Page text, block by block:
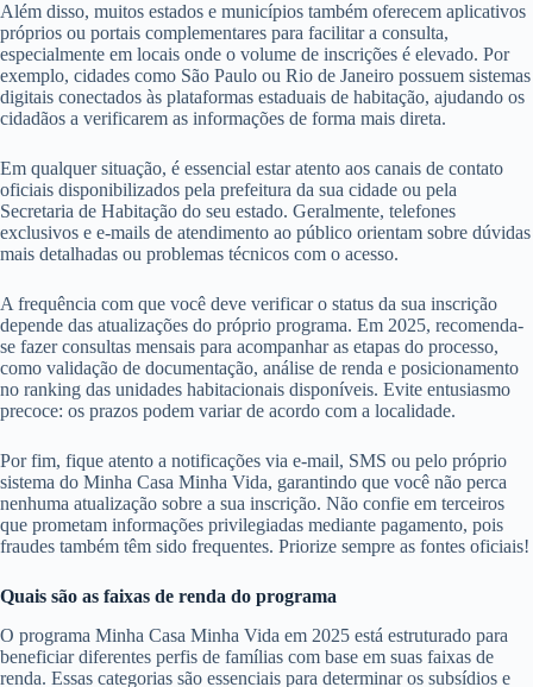
Além disso, muitos estados e municípios também oferecem aplicativos
próprios ou portais complementares para facilitar a consulta,
especialmente em locais onde o volume de inscrições é elevado. Por
exemplo, cidades como São Paulo ou Rio de Janeiro possuem sistemas
digitais conectados às plataformas estaduais de habitação, ajudando os
cidadãos a verificarem as informações de forma mais direta.
Em qualquer situação, é essencial estar atento aos canais de contato
oficiais disponibilizados pela prefeitura da sua cidade ou pela
Secretaria de Habitação do seu estado. Geralmente, telefones
exclusivos e e-mails de atendimento ao público orientam sobre dúvidas
mais detalhadas ou problemas técnicos com o acesso.
A frequência com que você deve verificar o status da sua inscrição
depende das atualizações do próprio programa. Em 2025, recomenda-
se fazer consultas mensais para acompanhar as etapas do processo,
como validação de documentação, análise de renda e posicionamento
no ranking das unidades habitacionais disponíveis. Evite entusiasmo
precoce: os prazos podem variar de acordo com a localidade.
Por fim, fique atento a notificações via e-mail, SMS ou pelo próprio
sistema do Minha Casa Minha Vida, garantindo que você não perca
nenhuma atualização sobre a sua inscrição. Não confie em terceiros
que prometam informações privilegiadas mediante pagamento, pois
fraudes também têm sido frequentes. Priorize sempre as fontes oficiais!
Quais são as faixas de renda do programa
O programa Minha Casa Minha Vida em 2025 está estruturado para
beneficiar diferentes perfis de famílias com base em suas faixas de
renda. Essas categorias são essenciais para determinar os subsídios e